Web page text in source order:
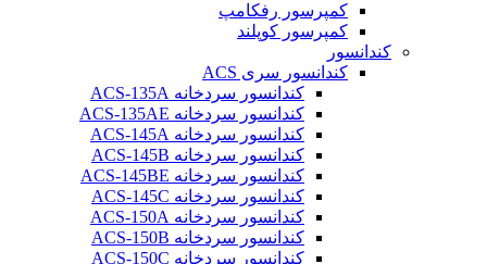
کمپرسور رفکامپ
کمپرسور کوپلند
کندانسور
کندانسور سری ACS
کندانسور سردخانه ACS-135A
کندانسور سردخانه ACS-135AE
کندانسور سردخانه ACS-145A
کندانسور سردخانه ACS-145B
کندانسور سردخانه ACS-145BE
کندانسور سردخانه ACS-145C
کندانسور سردخانه ACS-150A
کندانسور سردخانه ACS-150B
کندانسور سردخانه ACS-150C